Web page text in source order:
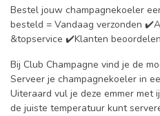
Bestel jouw champagnekoeler
besteld = Vandaag verzonden
&topservice ✔️Klanten
Bij Club Champagne vind je de
Serveer je champagnekoeler in
Uiteraard vul je deze emmer met
de juiste temperatuur kunt